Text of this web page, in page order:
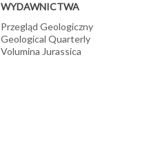
WYDAWNICTWA
Przegląd Geologiczny
Geological Quarterly
Volumina Jurassica